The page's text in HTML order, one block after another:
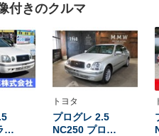
1.44m～1.47m
全幅
1.76m
全長
付きのクルマ
…
トヨタ
プログレ 2.5
NC250 プロ…